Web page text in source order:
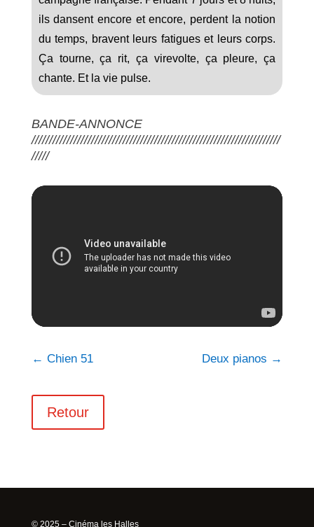
ils dansent encore et encore, perdent la notion
du temps, bravent leurs fatigues et leurs corps.
Ça tourne, ça rit, ça virevolte, ça pleure, ça
chante. Et la vie pulse.
BANDE-ANNONCE
///////////////////////////////////////////////////////////////////////
/////
← Chien 51 Deux pianos →
Retour
© 2025 – Cinéma les Halles